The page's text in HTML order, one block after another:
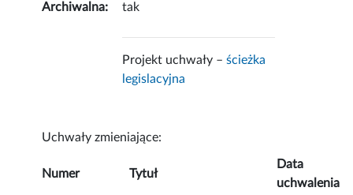
Archiwalna: tak
Projekt uchwały –ścieżka
legislacyjna
Uchwały zmieniające:
Numer Tytuł
Data
uchwalenia